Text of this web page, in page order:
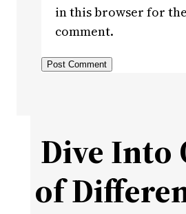
in this browser for
comment.
Dive Into
of